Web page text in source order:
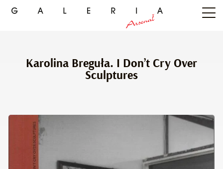
Karolina Breguła. I Don’t Cry Over
Sculptures